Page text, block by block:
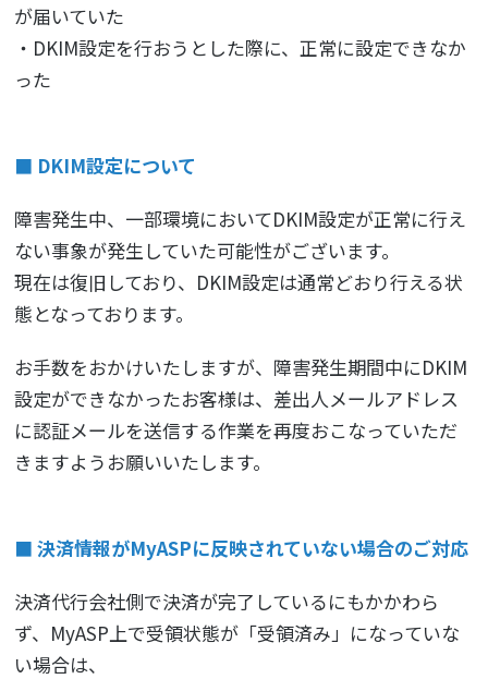
が届いていた
・DKIM設定を行おうとした際に、正常に設定できなか
った
■ DKIM設定について
障害発生中、一部環境においてDKIM設定が正常に行え
ない事象が発生していた可能性がございます。
現在は復旧しており、DKIM設定は通常どおり行える状
態となっております。
お手数をおかけいたしますが、障害発生期間中にDKIM
設定ができなかったお客様は、差出人メールアドレス
に認証メールを送信する作業を再度おこなっていただ
きますようお願いいたします。
■ 決済情報がMyASPに反映されていない場合のご対応
決済代行会社側で決済が完了しているにもかかわら
ず、MyASP上で受領状態が「受領済み」になっていな
い場合は、